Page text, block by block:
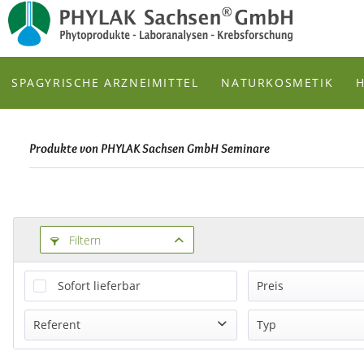
zum Inhalt
SPAGYRISCHE ARZNEIMITTEL NATURKOSMETIK
Produkte von PHYLAK Sachsen GmbH Seminare
Filtern
Sofort lieferbar Preis
von30,00 €
Referent Typ